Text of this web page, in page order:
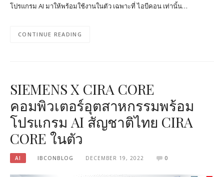
โปรแกรม AI มาให้พร้อมใช้งานในตัว เฉพาะที่ ไอบีคอน เท่านั้น…
CONTINUE READING
SIEMENS X CIRA CORE
คอมพิวเตอร์อุตสาหกรรมพร้อม
โปรแกรม AI สัญชาติไทย CIRA
CORE ในตัว
AI IBCONBLOG DECEMBER 19, 2022 0